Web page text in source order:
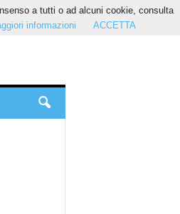
a tutti o ad alcuni cookie, consulta
informazioni ACCETTA